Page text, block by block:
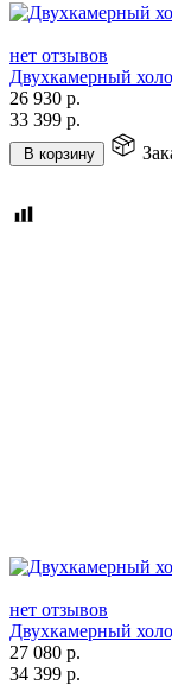
нет отзывов
Двухкамерный
26 930 р.
33 399 р.
В корзину
нет отзывов
Двухкамерный
27 080 р.
34 399 р.